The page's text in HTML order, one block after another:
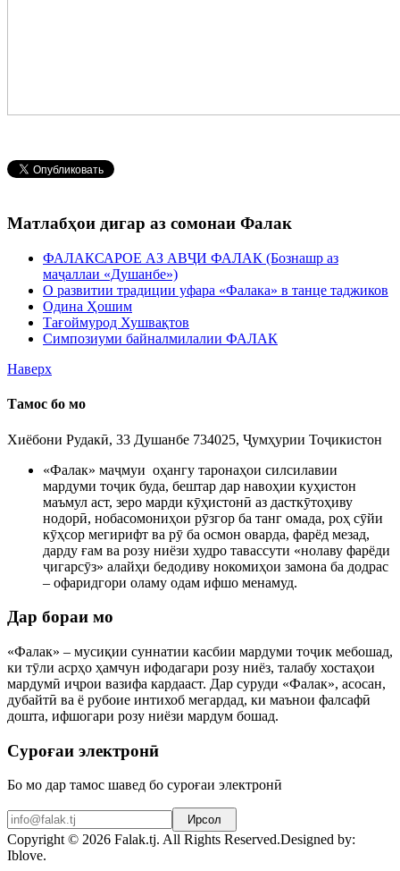
Матлабҳои дигар аз сомонаи Фалак
ФАЛАКСАРОЕ АЗ АВҶИ ФАЛАК (Бознашр аз
маҷаллаи «Душанбе»)
О развитии традиции уфара «Фалака» в танце таджиков
Одина Ҳошим
Тағоймурод Хушвақтов
Симпозиуми байналмилалии ФАЛАК
Наверх
Тамос бо мо
Хиёбони Рудакӣ, 33 Душанбе 734025, Ҷумҳурии Тоҷикистон
«Фалак» маҷмуи оҳангу таронаҳои силсилавии
мардуми тоҷик буда, бештар дар навоҳии куҳистон
маъмул аст, зеро марди кӯҳистонӣ аз дасткӯтоҳиву
нодорӣ, нобасомониҳои рӯзгор ба танг омада, роҳ сӯйи
кӯҳсор мегирифт ва рӯ ба осмон оварда, фарёд мезад,
дарду ғам ва розу ниёзи худро тавассути «нолаву фарёди
ҷигарсӯз» алайҳи бедодиву нокомиҳои замона ба додрас
– офаридгори оламу одам ифшо менамуд.
Дар бораи мо
«Фалак» – мусиқии суннатии касбии мардуми тоҷик мебошад,
ки тӯли асрҳо ҳамчун ифодагари розу ниёз, талабу хостаҳои
мардумӣ иҷрои вазифа кардааст. Дар суруди «Фалак», асосан,
дубайтӣ ва ё рубоие интихоб мегардад, ки маънои фалсафӣ
дошта, ифшогари розу ниёзи мардум бошад.
Суроғаи электронӣ
Бо мо дар тамос шавед бо суроғаи электронӣ
Ирсол
Copyright © 2026 Falak.tj. All Rights Reserved.Designed by:
Iblove.